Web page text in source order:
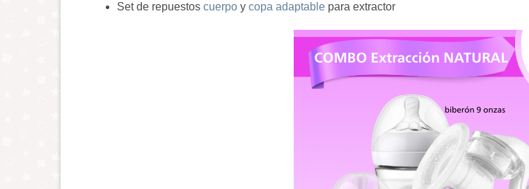
Set de repuestos cuerpoy copa adaptablepara extractor